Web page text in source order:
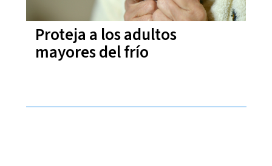
Proteja a los adultos
mayores del frío